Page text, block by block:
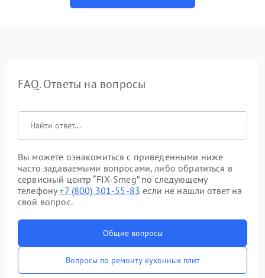
FAQ. Ответы на вопросы
Вы можете ознакомиться с приведенными ниже
часто задаваемыми вопросами, либо обратиться в
сервисный центр “FIX-Smeg” по следующему
телефону+7 (800) 301-55-83 если не нашли ответ на
свой вопрос.
Общие вопросы
Вопросы по ремонту кухонных плит